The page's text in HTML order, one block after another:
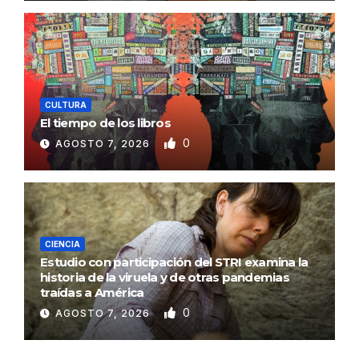
CULTURA
El tiempo de los libros
AGOSTO 7, 2026 0
CIENCIA
Estudio con participación del STRI examina la
historia de la viruela y de otras pandemias
traídas a América
AGOSTO 7, 2026 0